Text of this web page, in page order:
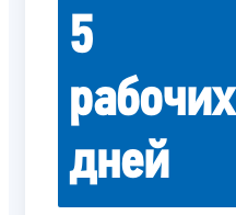
5
рабочих
дней